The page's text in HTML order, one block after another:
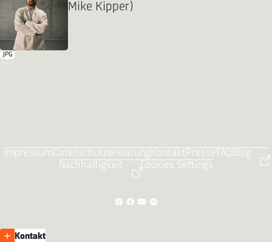
.JPG
Mike Kipper)
ImpressumDatenschutzerklärungKontaktPresse FAQBlog
Nachhaltigkeit
Cookies Settings
Kontakt